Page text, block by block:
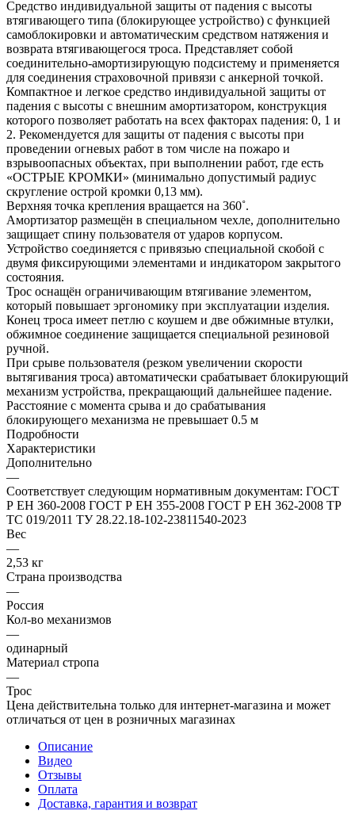
Средство индивидуальной защиты от падения с высоты
втягивающего типа (блокирующее устройство) с функцией
самоблокировки и автоматическим средством натяжения и
возврата втягивающегося троса. Представляет собой
соединительно-амортизирующую подсистему и применяется
для соединения страховочной привязи с анкерной точкой.
Компактное и легкое средство индивидуальной защиты от
падения с высоты с внешним амортизатором, конструкция
которого позволяет работать на всех факторах падения: 0, 1 и
2. Рекомендуется для защиты от падения с высоты при
проведении огневых работ в том числе на пожаро и
взрывоопасных объектах, при выполнении работ, где есть
«ОСТРЫЕ КРОМКИ» (минимально допустимый радиус
скругление острой кромки 0,13 мм).
Верхняя точка крепления вращается на 360˚.
Амортизатор размещён в специальном чехле, дополнительно
защищает спину пользователя от ударов корпусом.
Устройство соединяется с привязью специальной скобой с
двумя фиксирующими элементами и индикатором закрытого
состояния.
Трос оснащён ограничивающим втягивание элементом,
который повышает эргономику при эксплуатации изделия.
Конец троса имеет петлю с коушем и две обжимные втулки,
обжимное соединение защищается специальной резиновой
ручной.
При срыве пользователя (резком увеличении скорости
вытягивания троса) автоматически срабатывает блокирующий
механизм устройства, прекращающий дальнейшее падение.
Расстояние с момента срыва и до срабатывания
блокирующего механизма не превышает 0.5 м
Подробности
Характеристики
Дополнительно
—
Соответствует следующим нормативным документам: ГОСТ
Р ЕН 360-2008 ГОСТ Р ЕН 355-2008 ГОСТ Р ЕН 362-2008 ТР
ТС 019/2011 ТУ 28.22.18-102-23811540-2023
Вес
—
2,53 кг
Страна производства
—
Россия
Кол-во механизмов
—
одинарный
Материал стропа
—
Трос
Цена действительна только для интернет-магазина и может
отличаться от цен в розничных магазинах
Описание
Видео
Отзывы
Оплата
Доставка, гарантия и возврат